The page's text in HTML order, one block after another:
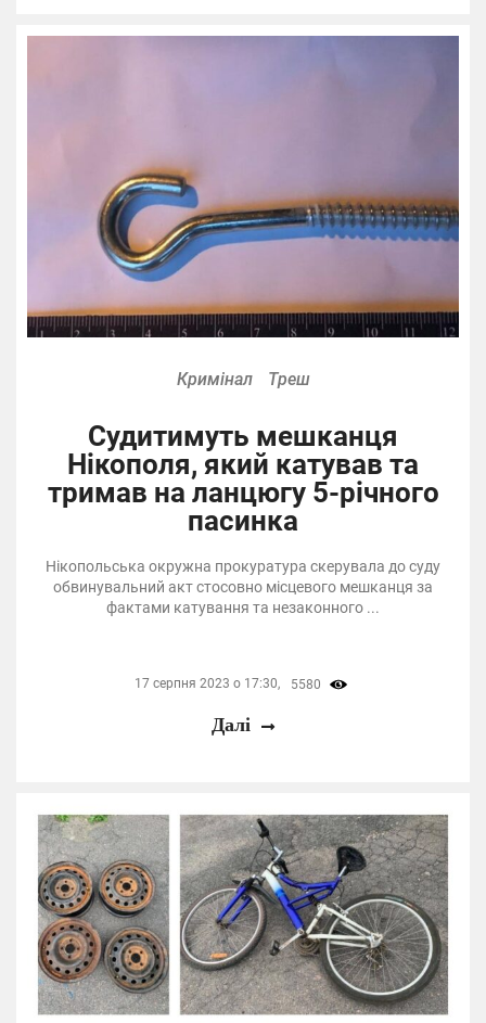
Кримінал Треш
Судитимуть мешканця
Нікополя, який катував та
тримав на ланцюгу 5-річного
пасинка
Нікопольська окружна прокуратура скерувала до суду
обвинувальний акт стосовно місцевого мешканця за
фактами катування та незаконного ...
17 серпня 2023 о 17:30, 5580
Далі